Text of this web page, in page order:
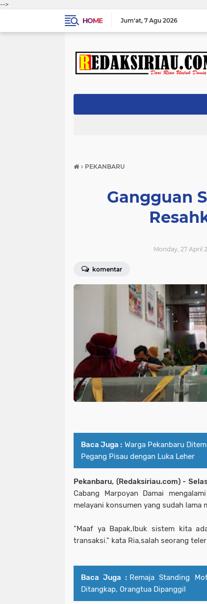
-->
HOME
Jum'at 7 Agu 2026
› PEKANBARU
Gangguan
Monday, 27 April
komentar
Baca Juga : Warga Pekanbaru
Pegang Pisau dengan Luka Leher
Pekanbaru, (Redaksiriau.com) -
Cabang Marpoyan Damai
melayani konsumen yang sudah lama
"Maaf ya Bapak,Ibuk sistem kita
transaksi." kata Ria,salah seorang
Baca Juga : Remaja Standing
Ditangkap, Orangtua Dipanggil